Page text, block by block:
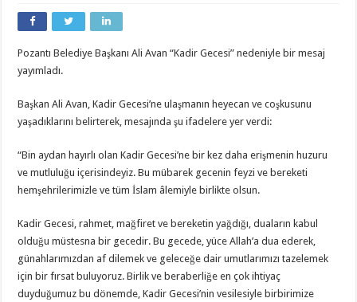
Pozantı Belediye Başkanı Ali Avan “Kadir Gecesi” nedeniyle bir mesaj
yayımladı.
Başkan Ali Avan, Kadir Gecesi’ne ulaşmanın heyecan ve coşkusunu
yaşadıklarını belirterek, mesajında şu ifadelere yer verdi:
“Bin aydan hayırlı olan Kadir Gecesi’ne bir kez daha erişmenin huzuru
ve mutluluğu içerisindeyiz. Bu mübarek gecenin feyzi ve bereketi
hemşehrilerimizle ve tüm İslam âlemiyle birlikte olsun.
Kadir Gecesi, rahmet, mağfiret ve bereketin yağdığı, duaların kabul
olduğu müstesna bir gecedir. Bu gecede, yüce Allah’a dua ederek,
günahlarımızdan af dilemek ve geleceğe dair umutlarımızı tazelemek
için bir fırsat buluyoruz. Birlik ve beraberliğe en çok ihtiyaç
duyduğumuz bu dönemde, Kadir Gecesi’nin vesilesiyle birbirimize